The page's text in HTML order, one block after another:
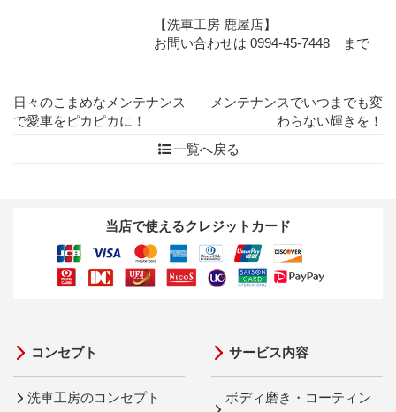
【洗車工房 鹿屋店】
お問い合わせは 0994-45-7448 まで
日々のこまめなメンテナンス
で愛車をピカピカに！
メンテナンスでいつまでも変
わらない輝きを！
一覧へ戻る
当店で使えるクレジットカード
コンセプト
洗車工房のコンセプト
サービス内容
ボディ磨き・コーティン